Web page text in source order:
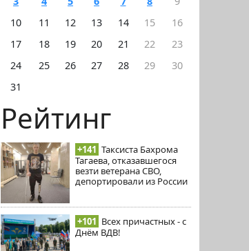
10
11 12 13 14 15
16
17
18 19 20 21 22
23
24
25 26 27 28 29
30
31
Рейтинг
+141 Таксиста Бахрома
Тагаева, отказавшегося
везти ветерана СВО,
депортировали из России
+101 Всех причастных - с
Днём ВДВ!